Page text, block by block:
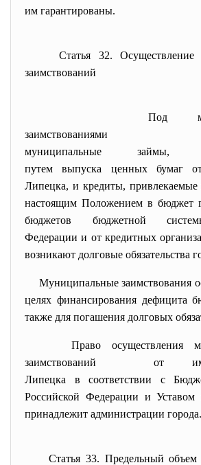
им гарантированы.
Статья 32. Осуществление
заимствований
Под
заимствованиями
муниципальные займы,
путем выпуска ценных бумаг
Липецка, и кредиты, привлекаемые
настоящим Положением в бюджет
бюджетов бюджетной
Федерации и от кредитных
возникают долговые обязательства
Муниципальные заимствования
целях финансирования дефицита
также для погашения долговых
Право осуществления
заимствований от
Липецка в соответствии с
Российской Федерации и Уставом
принадлежит администрации города.
Статья 33. Предельный